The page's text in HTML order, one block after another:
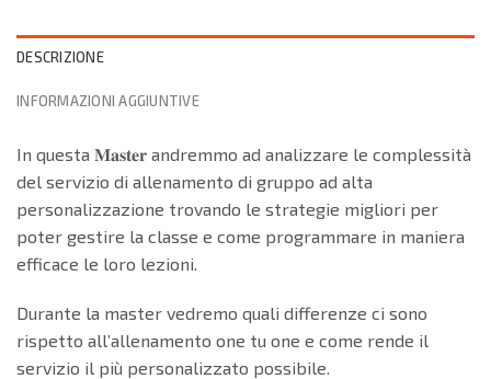
DESCRIZIONE
INFORMAZIONI AGGIUNTIVE
In questa 𝐌𝐚𝐬𝐭𝐞𝐫 andremmo ad analizzare le complessità
del servizio di allenamento di gruppo ad alta
personalizzazione trovando le strategie migliori per
poter gestire la classe e come programmare in maniera
efficace le loro lezioni.
Durante la master vedremo quali differenze ci sono
rispetto all’allenamento one tu one e come rende il
servizio il più personalizzato possibile.